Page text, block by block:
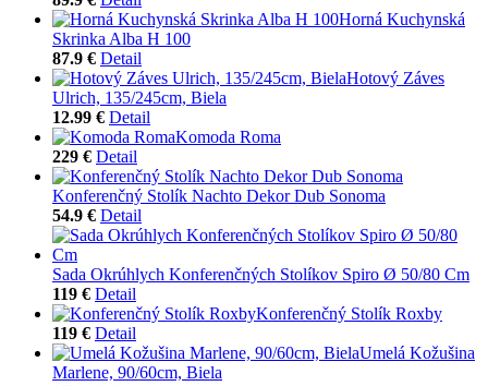
Horná Kuchynská
Skrinka Alba H 100
87.9 € Detail
Hotový Záves
Ulrich, 135/245cm, Biela
12.99 € Detail
Komoda Roma
229 € Detail
Konferenčný Stolík Nachto Dekor Dub Sonoma
54.9 € Detail
Sada Okrúhlych Konferenčných Stolíkov Spiro Ø 50/80 Cm
119 € Detail
Konferenčný Stolík Roxby
119 € Detail
Umelá Kožušina
Marlene, 90/60cm, Biela